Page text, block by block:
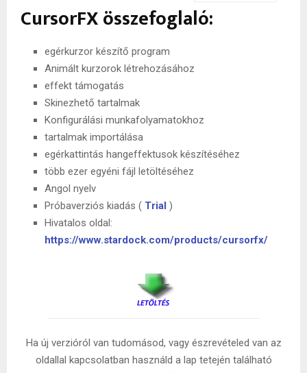
CursorFX összefoglaló:
egérkurzor készítő program
Animált kurzorok létrehozásához
effekt támogatás
Skinezhető tartalmak
Konfigurálási munkafolyamatokhoz
tartalmak importálása
egérkattintás hangeffektusok készítéséhez
több ezer egyéni fájl letöltéséhez
Angol nyelv
Próbaverziós kiadás ( Trial )
Hivatalos oldal:
https://www.stardock.com/products/cursorfx/
Ha új verzióról van tudomásod, vagy észrevételed van az
oldallal kapcsolatban használd a lap tetején található